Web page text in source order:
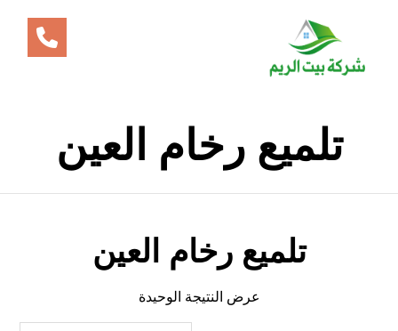
تلميع رخام العين
تلميع رخام العين
عرض النتيجة الوحيدة